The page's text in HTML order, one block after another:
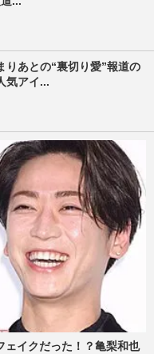
りあとの“裏切り愛”報道の
気アイ...
ェイクだった！？亀梨和也